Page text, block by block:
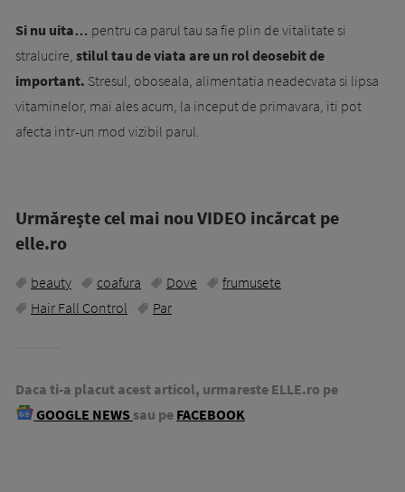
Si nu uita… pentru ca parul tau sa fie plin de vitalitate si
stralucire, stilul tau de viata are un rol deosebit de
important. Stresul, oboseala, alimentatia neadecvata si lipsa
vitaminelor, mai ales acum, la inceput de primavara, iti pot
afecta intr-un mod vizibil parul.
Urmăreşte cel mai nou VIDEO incărcat pe
elle.ro
beauty coafura Dove
frumusete
Hair Fall Control
Par
Daca ti-a placut acest articol, urmareste ELLE.ro pe
GOOGLE NEWS sau pe FACEBOOK